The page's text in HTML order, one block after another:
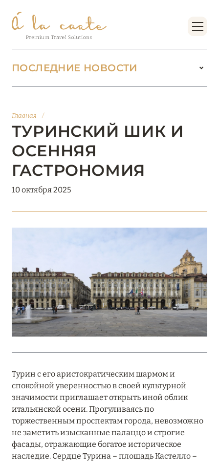
Главная /
ТУРИНСКИЙ ШИК И
ОСЕННЯЯ
ГАСТРОНОМИЯ
10 октября 2025
ПОСЛЕДНИЕ НОВОСТИ
БУТИК-КУРОРТЫ МАЛЬДИВСКИХ ОСТРОВОВ
Подробнее
01 июня 2026
JUMEIRAH OLHAHALI ISLAND MALDIVES: ВАШ
THE ST. REGIS MALDIVES VOMMULI:
МАНИФЕСТ ЭСТЕТИКИ В САМОМ СЕРДЦЕ
ОКЕАНА
Подробнее
ПРЯМОЙ ПЕРЕЛЁТ
Подробнее
20 марта 2026
MARCH GRAND ESCAPE: ПРЕДЛОЖЕНИЕ ОТ Á
LA CARTE PREMIUM ПО ОТЕЛЮ WALDORF
Турин с его аристократическим шармом и
спокойной уверенностью в своей культурной
значимости приглашает открыть иной облик
итальянской осени. Прогуливаясь по
торжественным проспектам города, невозможно
не заметить изысканные палаццо и строгие
фасады, отражающие богатое историческое
наследие. Сердце Турина – площадь Кастелло –